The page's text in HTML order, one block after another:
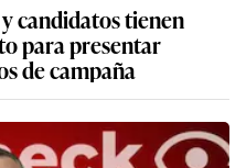
candidatos tienen
para presentar
de campaña